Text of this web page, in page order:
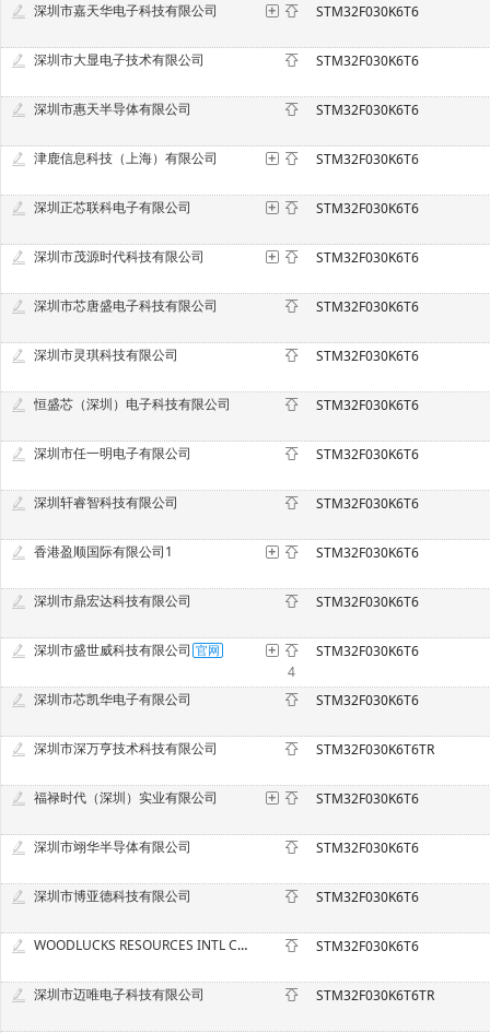
深圳市嘉天华电子科技有限公司 STM32F030K6T6
深圳市大显电子技术有限公司 STM32F030K6T6
深圳市惠天半导体有限公司 STM32F030K6T6
津鹿信息科技（上海）有限公司 STM32F030K6T6
深圳正芯联科电子有限公司 STM32F030K6T6
深圳市茂源时代科技有限公司 STM32F030K6T6
深圳市芯唐盛电子科技有限公司 STM32F030K6T6
深圳市灵琪科技有限公司 STM32F030K6T6
恒盛芯（深圳）电子科技有限公司 STM32F030K6T6
深圳市任一明电子有限公司 STM32F030K6T6
深圳轩睿智科技有限公司 STM32F030K6T6
香港盈顺国际有限公司1 STM32F030K6T6
深圳市鼎宏达科技有限公司 STM32F030K6T6
深圳市盛世威科技有限公司
4
STM32F030K6T6
深圳市芯凯华电子有限公司 STM32F030K6T6
深圳市深万亨技术科技有限公司 STM32F030K6T6TR
福禄时代（深圳）实业有限公司 STM32F030K6T6
深圳市翊华半导体有限公司 STM32F030K6T6
深圳市博亚德科技有限公司 STM32F030K6T6
WOODLUCKS RESOURCES INTL CO., LIMITED STM32F030K6T6
深圳市迈唯电子科技有限公司 STM32F030K6T6TR